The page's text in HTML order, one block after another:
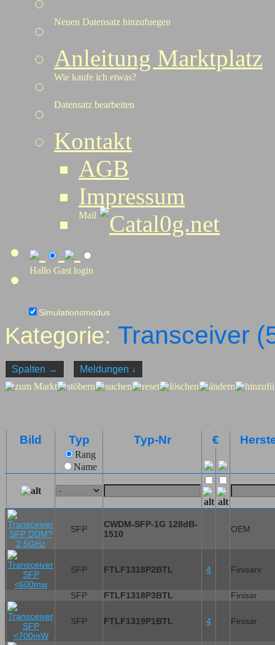
Neuen Datensatz hinzufuegen
Anleitung Marktplatz
Wie kaufe ich etwas?
Datensatz bearbeiten
Kontakt
AGB
Impressum
Mail Catal0g.net
Hallo Gast login
Simulationsmodus
Kategorie: Transceiver (
Spalten → Meldungen ↓
Bild Typ Typ-Nr €
Rang
Name
SFP
CWDM-SFP-1G 128dB-
1510
OEM
SFP FTLF1318P2BTL 4 Finisarx
SFP FTLF1318P3BTL Finisar
SFP FTLF1319P1BTL 4 Finisar